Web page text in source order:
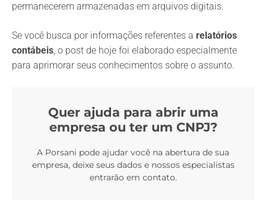
permanecerem armazenadas em arquivos digitais.
Se você busca por informações referentes a relatórios
contábeis, o post de hoje foi elaborado especialmente
para aprimorar seus conhecimentos sobre o assunto.
Quer ajuda para abrir uma
empresa ou ter um CNPJ?
A Porsani pode ajudar você na abertura de sua
empresa, deixe seus dados e nossos especialistas
entrarão em contato.